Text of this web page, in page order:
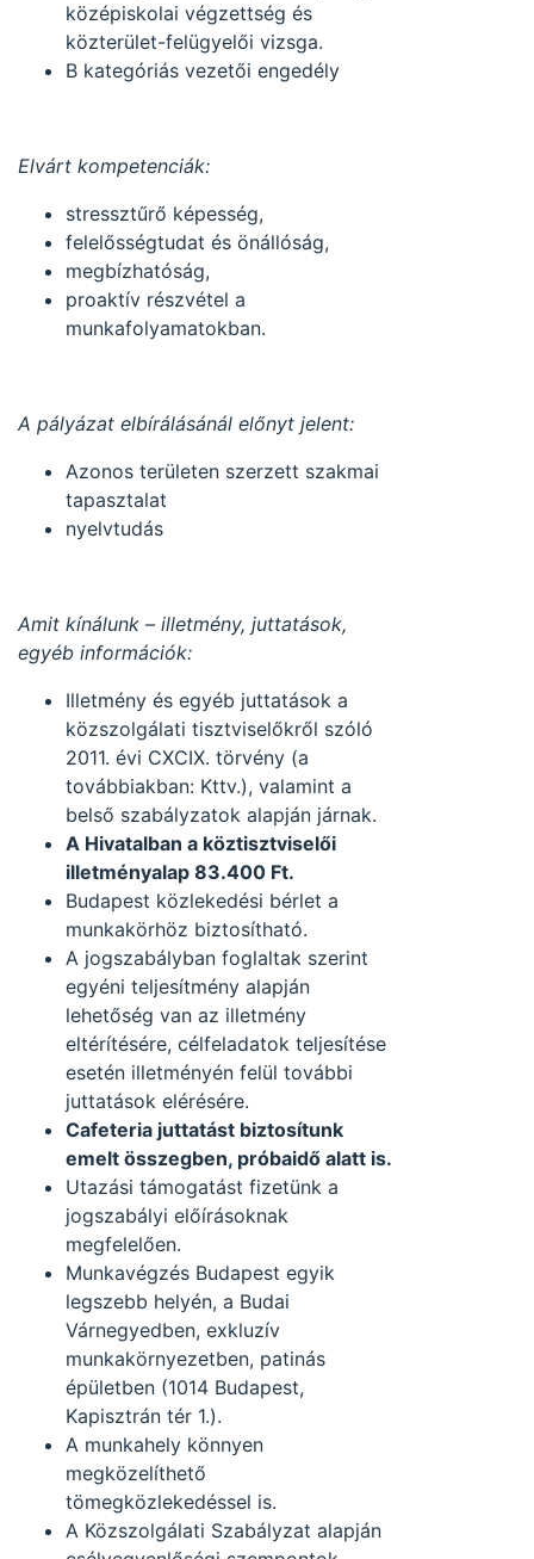
középiskolai végzettség és
közterület-felügyelői vizsga.
B kategóriás vezetői engedély
Elvárt kompetenciák:
stressztűrő képesség,
felelősségtudat és önállóság,
megbízhatóság,
proaktív részvétel a
munkafolyamatokban.
A pályázat elbírálásánál előnyt jelent:
Azonos területen szerzett szakmai
tapasztalat
nyelvtudás
Amit kínálunk – illetmény, juttatások,
egyéb információk:
Illetmény és egyéb juttatások a
közszolgálati tisztviselőkről szóló
2011. évi CXCIX. törvény (a
továbbiakban: Kttv.), valamint a
belső szabályzatok alapján járnak.
A Hivatalban a köztisztviselői
illetményalap 83.400 Ft.
Budapest közlekedési bérlet a
munkakörhöz biztosítható.
A jogszabályban foglaltak szerint
egyéni teljesítmény alapján
lehetőség van az illetmény
eltérítésére, célfeladatok teljesítése
esetén illetményén felül további
juttatások elérésére.
Cafeteria juttatást biztosítunk
emelt összegben, próbaidő alatt is.
Utazási támogatást fizetünk a
jogszabályi előírásoknak
megfelelően.
Munkavégzés Budapest egyik
legszebb helyén, a Budai
Várnegyedben, exkluzív
munkakörnyezetben, patinás
épületben (1014 Budapest,
Kapisztrán tér 1.).
A munkahely könnyen
megközelíthető
tömegközlekedéssel is.
A Közszolgálati Szabályzat alapján